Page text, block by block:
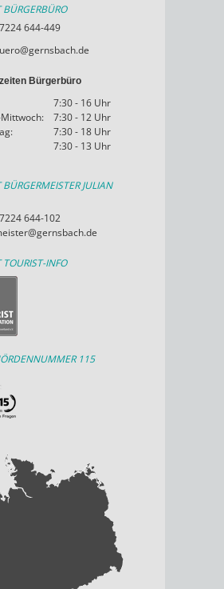
BÜRGERBÜRO
644-449
Bürgerbüro
7:30 - 16 Uhr
7:30 - 12 Uhr
7:30 - 18 Uhr
7:30 - 13 Uhr
JULIAN
644-102
TOURIST-INFO
115